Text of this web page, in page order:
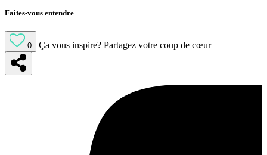
Faites-vous entendre
0 Ça vous inspire? Partagez votre coup de cœur